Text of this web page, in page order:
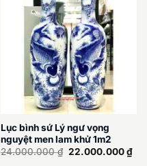
Lục bình sứ Lý ngư vọng
nguyệt men lam khử 1m2
24.000.000₫ Giá
22.000.000₫Giá